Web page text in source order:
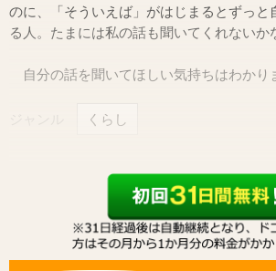
のに、「そういえば」がはじまるとずっと
る人。たまには私の話も聞いてくれない
自分の話を聞いてほしい気持ちはわかり
くらし